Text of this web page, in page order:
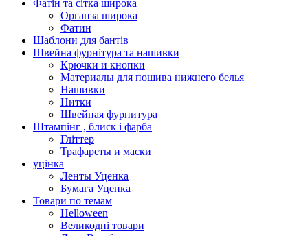
Фатін та сітка широка
Органза широка
Фатин
Шаблони для бантів
Швейна фурнітура та нашивки
Крючки и кнопки
Материалы для пошива нижнего белья
Нашивки
Нитки
Швейная фурнитура
Штампінг , блиск і фарба
Гліттер
Трафареты и маски
уцінка
Ленты Уценка
Бумага Уценка
Товари по темам
Helloween
Великодні товари